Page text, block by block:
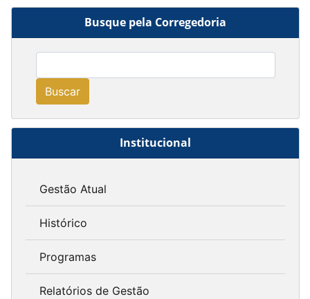
Busque pela Corregedoria
Buscar
Institucional
Gestão Atual
Histórico
Programas
Relatórios de Gestão